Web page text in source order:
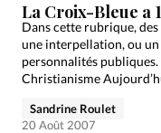
La Croix-Bleue a
Dans cette rubrique,
une interpellation, ou
personnalités
Christianisme
Sandrine Roulet
20 Août 2007